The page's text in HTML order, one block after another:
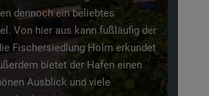
dennoch ein beliebtes
Von hier aus kann fußläufig der
Fischersiedlung Holm erkundet
bietet der Hafen einen
Ausblick und viele